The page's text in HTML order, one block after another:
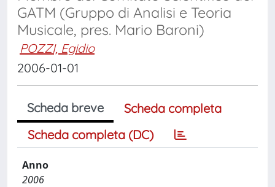
GATM (Gruppo di Analisi e Teoria
Musicale, pres. Mario Baroni)
POZZI, Egidio
2006-01-01
Scheda breve
Scheda completa
Scheda completa (DC)
Anno
2006